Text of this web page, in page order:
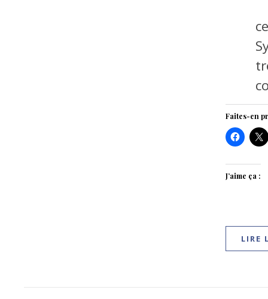
Faites-en
J’aime ça :
LIRE